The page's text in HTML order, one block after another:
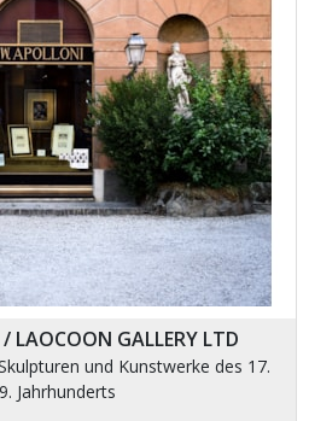
LAOCOON GALLERY LTD
und Kunstwerke des 17.
Jahrhunderts